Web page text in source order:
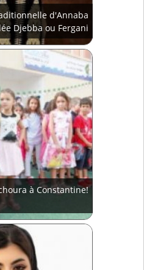
d'Annaba
Djebba ou Fergani
à Constantine!